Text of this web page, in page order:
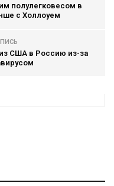
полулегковесом в
с Холлоуем
США в Россию из-за